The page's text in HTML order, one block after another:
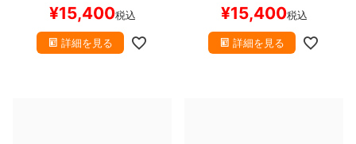
¥15,400税込
詳細を見る
ケボー
¥15,400税込
詳細を見る
8.5inch
8.6inch
65mmメディア（雑誌・DVD・CD）
28cmアンダーウエア